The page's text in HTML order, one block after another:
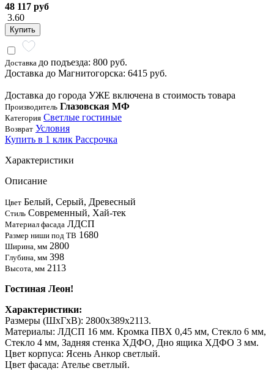
48 117 руб
3.60
Купить
Доставка до подъезда: 800 руб.
Доставка до Магнитогорска: 6415 руб.
Доставка до города УЖЕ включена в стоимость товара
Производитель Глазовская МФ
Категория Светлые гостиные
Возврат Условия
Купить в 1 клик Рассрочка
Характеристики
Описание
Цвет Белый, Серый, Древесный
Стиль Современный, Хай-тек
Материал фасада ЛДСП
Размер ниши под ТВ 1680
Ширина, мм 2800
Глубина, мм 398
Высота, мм 2113
Гостиная Леон!
Характеристики:
Размеры (ШхГхВ): 2800x389x2113.
Материалы: ЛДСП 16 мм. Кромка ПВХ 0,45 мм, Стекло 6 мм,
Стекло 4 мм, Задняя стенка ХДФО, Дно ящика ХДФО 3 мм.
Цвет корпуса: Ясень Анкор светлый.
Цвет фасада: Ателье светлый.